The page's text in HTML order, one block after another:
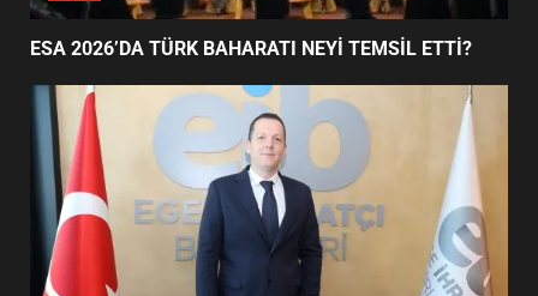
5
UZATILDI: NE DEĞİŞTİ?
6
BURHANİYE SATRANÇ
TURNUVASI KAYITLARI NEYİ
DEĞİŞTİRİYOR?
ESA 2026’DA TÜRK BAHARATI NEYİ TEMSİL ETTİ?